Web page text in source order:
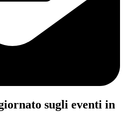
sugli eventi in